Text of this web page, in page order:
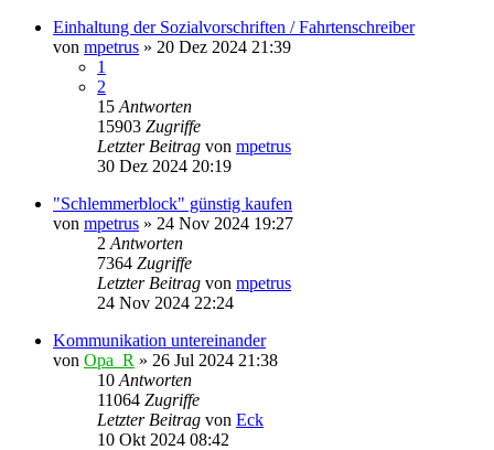
Einhaltung der Sozialvorschriften / Fahrtenschreiber
von mpetrus » 20 Dez 2024 21:39
1
2
15 Antworten
15903 Zugriffe
Letzter Beitrag von mpetrus
30 Dez 2024 20:19
"Schlemmerblock" günstig kaufen
von mpetrus » 24 Nov 2024 19:27
2 Antworten
7364 Zugriffe
Letzter Beitrag von mpetrus
24 Nov 2024 22:24
Kommunikation untereinander
von Opa_R » 26 Jul 2024 21:38
10 Antworten
11064 Zugriffe
Letzter Beitrag von Eck
10 Okt 2024 08:42